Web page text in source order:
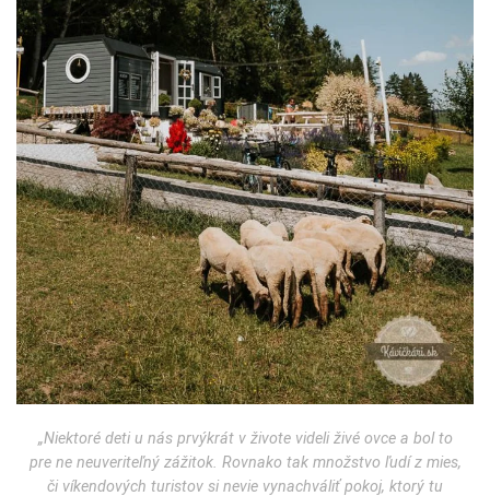
„Niektoré deti u nás prvýkrát v živote videli živé ovce a bol to
pre ne neuveriteľný zážitok. Rovnako tak množstvo ľudí z mies,
či víkendových turistov si nevie vynachváliť pokoj, ktorý tu